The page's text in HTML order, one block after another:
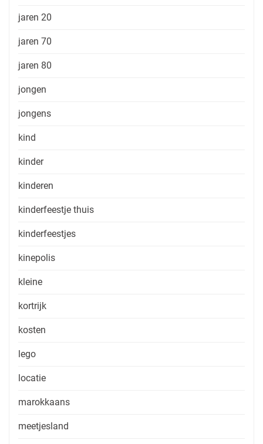
jaren 20
jaren 70
jaren 80
jongen
jongens
kind
kinder
kinderen
kinderfeestje thuis
kinderfeestjes
kinepolis
kleine
kortrijk
kosten
lego
locatie
marokkaans
meetjesland